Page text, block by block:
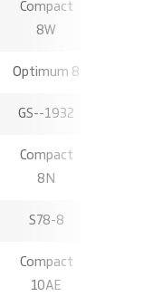
Compact
8W
Optimum 8
GS--1932
Compact
8N
S78-8
Compact
10AE